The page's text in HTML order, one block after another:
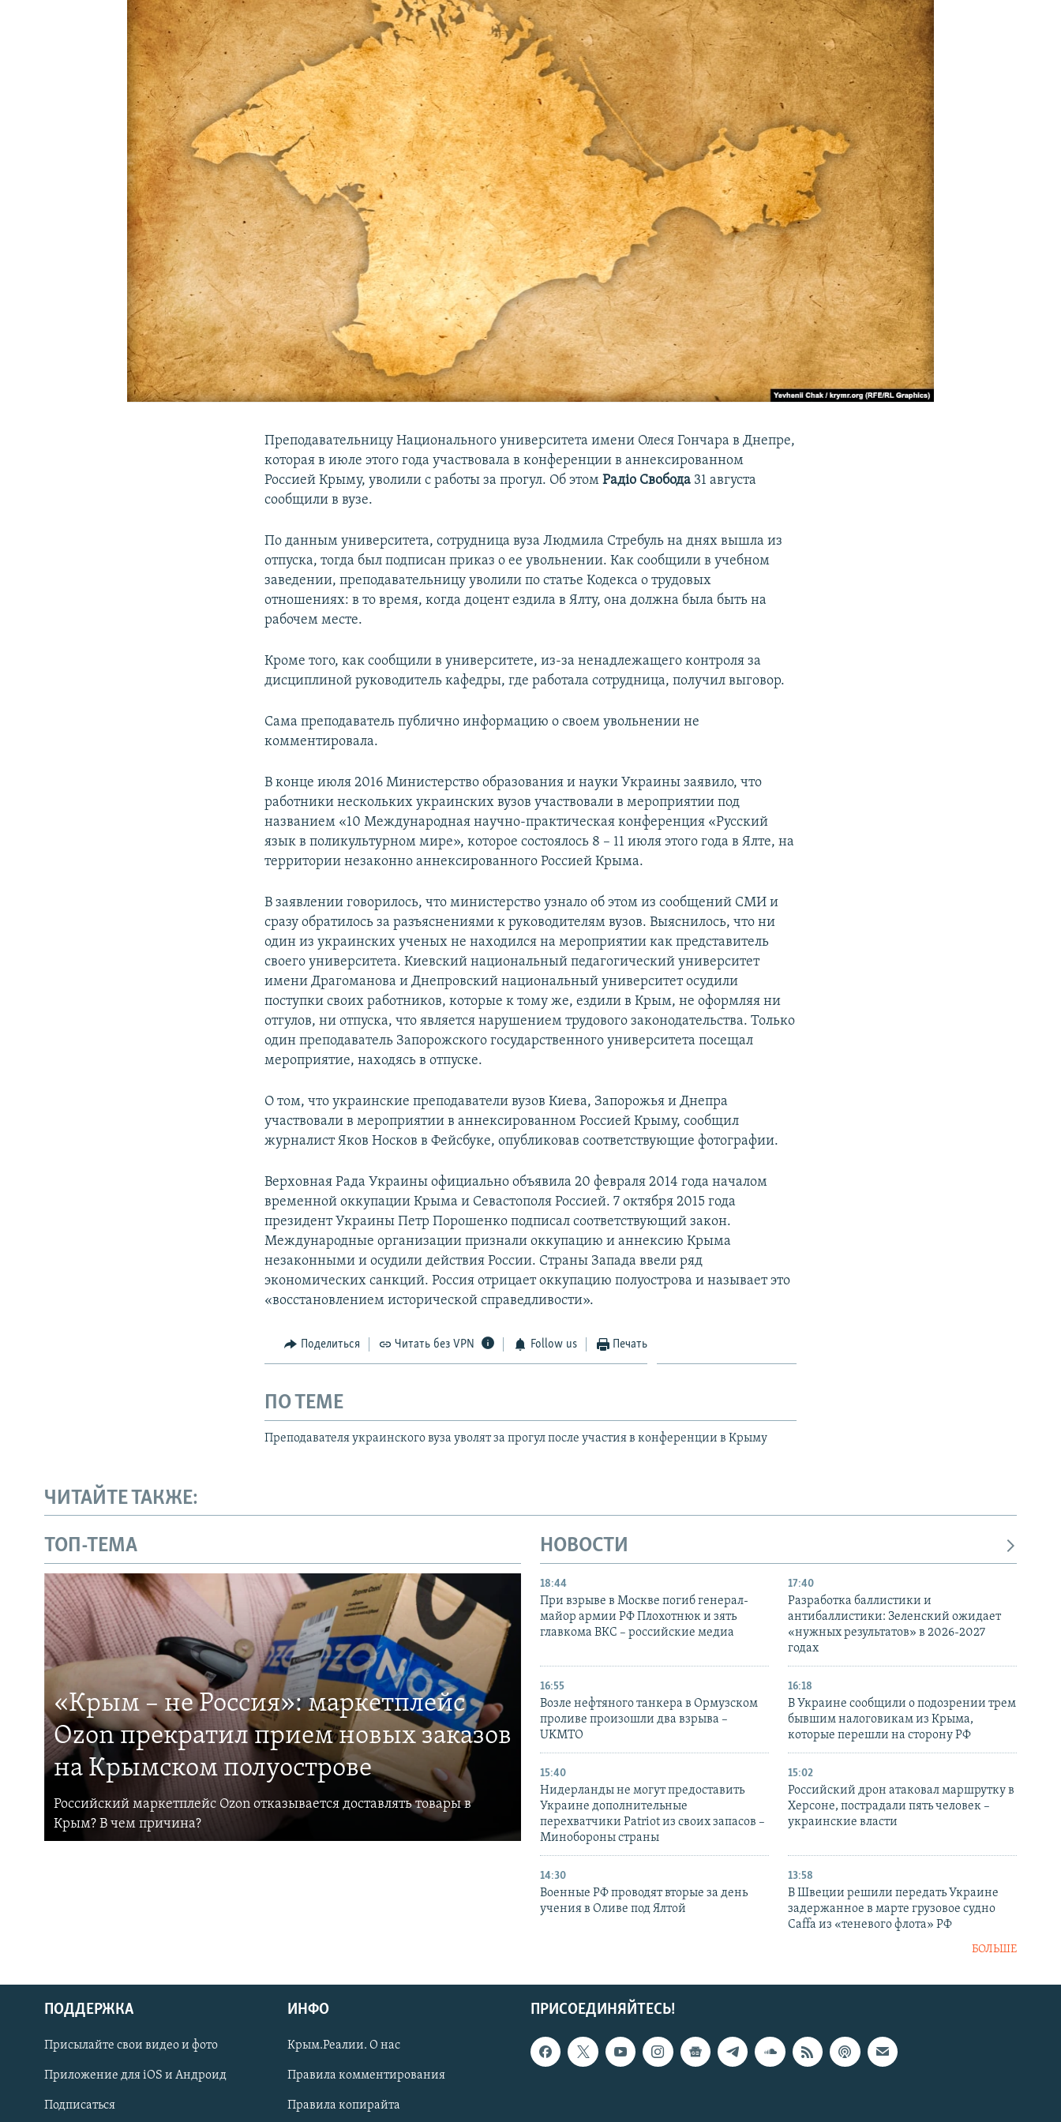
КРЫМ.НЕПОКОРЕННЫЙ
УКРАИНСКАЯ ПРОБЛЕМА КРЫМА
Українською
Qırımtatar
ПРИСОЕДИНЯЙТЕСЬ!
Преподавательницу Национального университета имени Олеся Гончара в Днепре,
которая в июле этого года участвовала в конференции в аннексированном
Россией Крыму, уволили с работы за прогул. Об этомРадіо Свобода 31 августа
сообщили в вузе.
По данным университета, сотрудница вуза Людмила Стребуль на днях вышла из
отпуска, тогда был подписан приказ о ее увольнении. Как сообщили в учебном
заведении, преподавательницу уволили по статье Кодекса о трудовых
отношениях: в то время, когда доцент ездила в Ялту, она должна была быть на
рабочем месте.
Кроме того, как сообщили в университете, из-за ненадлежащего контроля за
дисциплиной руководитель кафедры, где работала сотрудница, получил выговор.
Сама преподаватель публично информацию о своем увольнении не
комментировала.
В конце июля 2016 Министерство образования и науки Украины заявило, что
работники нескольких украинских вузов участвовали в мероприятии под
названием «10 Международная научно-практическая конференция «Русский
язык в поликультурном мире», которое состоялось 8 – 11 июля этого года в Ялте, на
территории незаконно аннексированного Россией Крыма.
В заявлении говорилось, что министерство узнало об этом из сообщений СМИ и
сразу обратилось за разъяснениями к руководителям вузов. Выяснилось, что ни
один из украинских ученых не находился на мероприятии как представитель
своего университета. Киевский национальный педагогический университет
имени Драгоманова и Днепровский национальный университет осудили
поступки своих работников, которые к тому же, ездили в Крым, не оформляя ни
отгулов, ни отпуска, что является нарушением трудового законодательства. Только
один преподаватель Запорожского государственного университета посещал
мероприятие, находясь в отпуске.
О том, что украинские преподаватели вузов Киева, Запорожья и Днепра
участвовали в мероприятии в аннексированном Россией Крыму, сообщил
журналист Яков Носков в Фейсбуке, опубликовав соответствующие фотографии.
Верховная Рада Украины официально объявила 20 февраля 2014 года началом
временной оккупации Крыма и Севастополя Россией. 7 октября 2015 года
президент Украины Петр Порошенко подписал соответствующий закон.
Международные организации признали оккупацию и аннексию Крыма
незаконными и осудили действия России. Страны Запада ввели ряд
экономических санкций. Россия отрицает оккупацию полуострова и называет это
«восстановлением исторической справедливости».
Поделиться Читать без VPN Follow us Печать
ПО ТЕМЕ
Преподавателя украинского вуза уволят за прогул после участия в конференции в Крыму
ЧИТАЙТЕ ТАКЖЕ:
ТОП-ТЕМА
«Крым – не Россия»: маркетплейс
Ozon прекратил прием новых заказов
на Крымском полуострове
Российский маркетплейс Ozon отказывается доставлять товары в
Крым? В чем причина?
НОВОСТИ
18:44
При взрыве в Москве погиб генерал-
майор армии РФ Плохотнюк и зять
главкома ВКС – российские медиа
17:40
Разработка баллистики и
антибаллистики: Зеленский ожидает
«нужных результатов» в 2026-2027
годах
16:55
Возле нефтяного танкера в Ормузском
проливе произошли два взрыва –
UKMTO
16:18
В Украине сообщили о подозрении трем
бывшим налоговикам из Крыма,
которые перешли на сторону РФ
15:40
Нидерланды не могут предоставить
Украине дополнительные
перехватчики Patriot из своих запасов –
Минобороны страны
15:02
Российский дрон атаковал маршрутку в
Херсоне, пострадали пять человек –
украинские власти
14:30
Военные РФ проводят вторые за день
учения в Оливе под Ялтой
13:58
В Швеции решили передать Украине
задержанное в марте грузовое судно
Caffa из «теневого флота» РФ
БОЛЬШЕ
ПРИСОЕДИНЯЙТЕСЬ!
ПОДДЕРЖКА
Присылайте свои видео и фото
Приложение для iOS и Андроид
Подписаться
ИНФО
Крым.Реалии. О нас
Правила комментирования
Правила копирайта